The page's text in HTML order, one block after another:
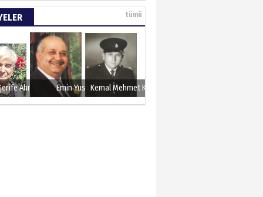
para
27 Mayıs 1960
KARAMAN
tümü
Ahmet Emin YusufKemal Mehmet Kanmaz